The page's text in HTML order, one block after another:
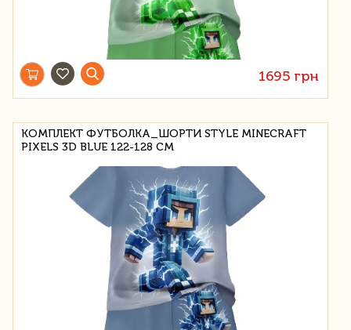
1695 грн
КОМПЛЕКТ ФУТБОЛКА_ШОРТИ STYLE MINECRAFT
PIXELS 3D BLUE 122-128 СМ